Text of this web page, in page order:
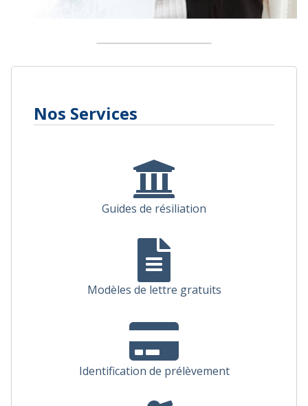
Nos Services
Guides de résiliation
Modèles de lettre gratuits
Identification de prélèvement